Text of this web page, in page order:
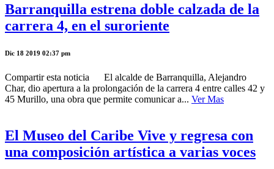
Barranquilla estrena doble calzada de la
carrera 4, en el suroriente
Dic 18 2019 02:37 pm
Compartir esta noticia El alcalde de Barranquilla, Alejandro
Char, dio apertura a la prolongación de la carrera 4 entre calles 42 y
45 Murillo, una obra que permite comunicar a... Ver Mas
El Museo del Caribe Vive y regresa con
una composición artística a varias voces